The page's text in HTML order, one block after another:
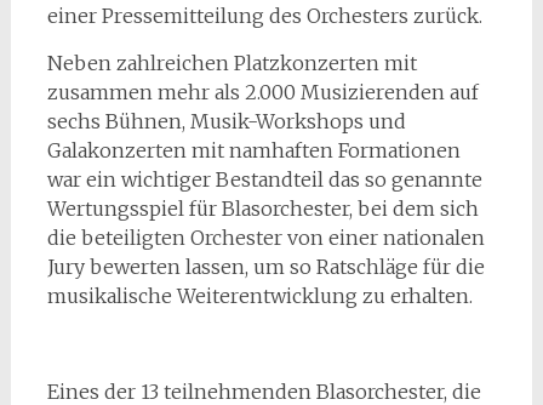
einer Pressemitteilung des Orchesters zurück.
Neben zahlreichen Platzkonzerten mit
zusammen mehr als 2.000 Musizierenden auf
sechs Bühnen, Musik-Workshops und
Galakonzerten mit namhaften Formationen
war ein wichtiger Bestandteil das so genannte
Wertungsspiel für Blasorchester, bei dem sich
die beteiligten Orchester von einer nationalen
Jury bewerten lassen, um so Ratschläge für die
musikalische Weiterentwicklung zu erhalten.
Eines der 13 teilnehmenden Blasorchester, die